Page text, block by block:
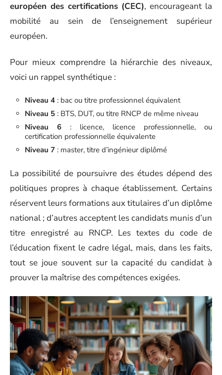
européen des certifications (CEC), encourageant la
mobilité au sein de l’enseignement supérieur
européen.
Pour mieux comprendre la hiérarchie des niveaux,
voici un rappel synthétique :
Niveau 4 : bac ou titre professionnel équivalent
Niveau 5 : BTS, DUT, ou titre RNCP de même niveau
Niveau 6 : licence, licence professionnelle, ou
certification professionnelle équivalente
Niveau 7 : master, titre d’ingénieur diplômé
La possibilité de poursuivre des études dépend des
politiques propres à chaque établissement. Certains
réservent leurs formations aux titulaires d’un diplôme
national ; d’autres acceptent les candidats munis d’un
titre enregistré au RNCP. Les textes du code de
l’éducation fixent le cadre légal, mais, dans les faits,
tout se joue souvent sur la capacité du candidat à
prouver la maîtrise des compétences exigées.